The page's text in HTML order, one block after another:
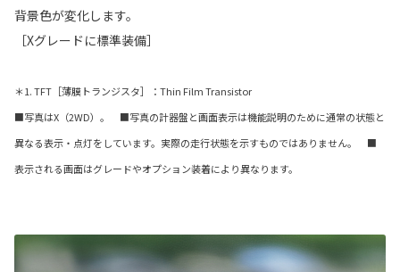
背景色が変化します。
［Xグレードに標準装備］
＊1. TFT［薄膜トランジスタ］：Thin Film Transistor
■写真はX（2WD）。 ■写真の計器盤と画面表示は機能説明のために通常の状態と
異なる表示・点灯をしています。実際の走行状態を示すものではありません。 ■
表示される画面はグレードやオプション装着により異なります。